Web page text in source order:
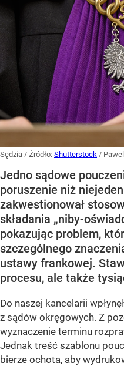
Sędzia / Źródło: Shutterstock /
Jedno sądowe
poruszenie niż
zakwestionował
składania „niby-
pokazując problem,
szczególnego
ustawy frankowej.
procesu, ale także
Do naszej kancelarii
z sądów okręgowych. Z
wyznaczenie terminu
Jednak treść szablonu
bierze ochota, aby